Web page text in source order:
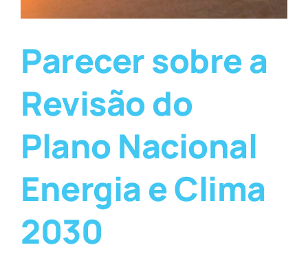
Parecer sobre a
Revisão do
Plano Nacional
Energia e Clima
2030